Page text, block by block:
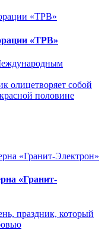
«ТРВ»
олицетворяет собой
половине
«Гранит-
праздник, который